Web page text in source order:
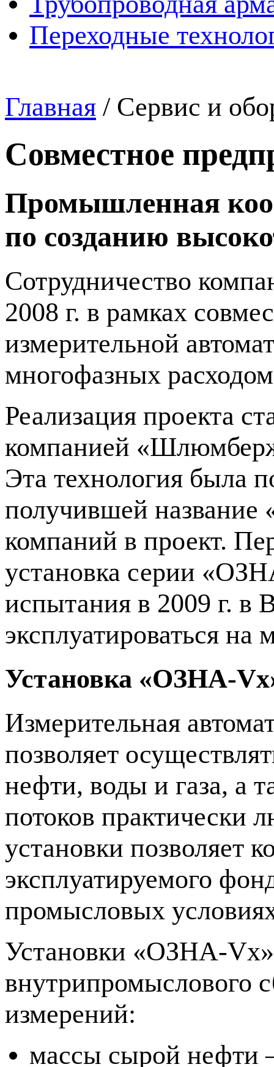
Переходные
Главная / Сервис и
Совместное
Промышленная
по созданию
Сотрудничество
2008 г. в рамках
измерительной
многофазных
Реализация проекта
компанией
Эта технология была
получившей
компаний в проект.
установка серии
испытания в 2009 г. в
эксплуатироваться на
Установка «ОЗНА-
Измерительная
позволяет
нефти, воды и газа, а
потоков практически
установки позволяет
эксплуатируемого
промысловых
Установки «ОЗНА-
внутрипромыслового
измерений:
массы сырой нефти